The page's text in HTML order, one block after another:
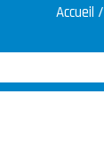
Accueil /